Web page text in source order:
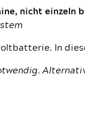
nicht einzeln
In